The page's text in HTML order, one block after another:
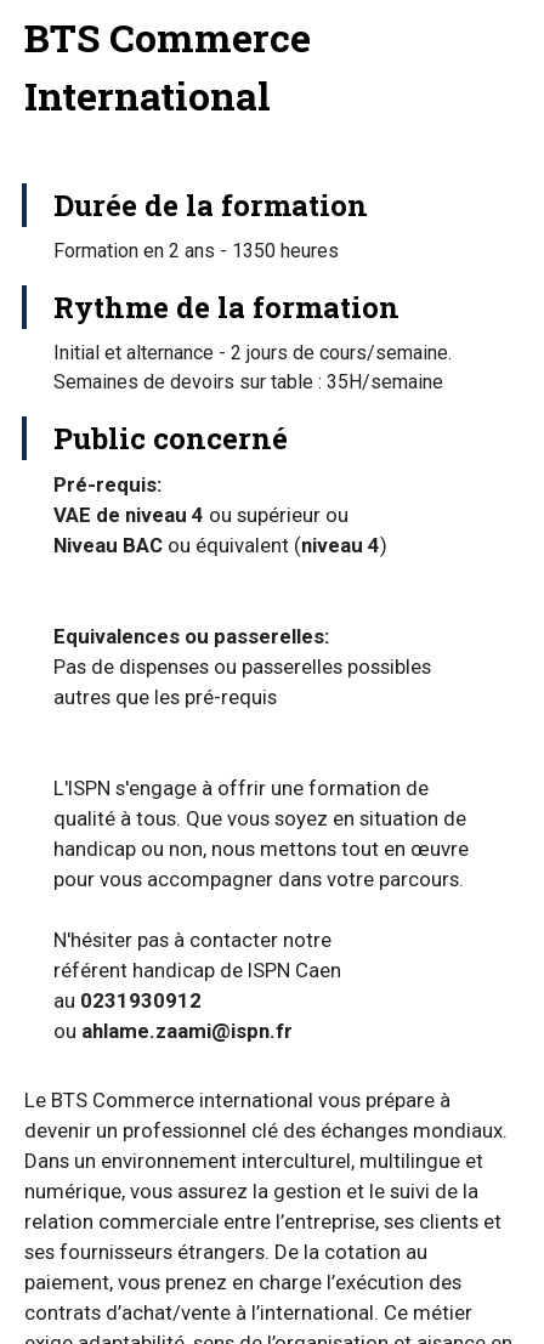
BTS Commerce
International
Le BTS Commerce international vous prépare à
devenir un professionnel clé des échanges mondiaux.
Dans un environnement interculturel, multilingue et
numérique, vous assurez la gestion et le suivi de la
relation commerciale entre l’entreprise, ses clients et
ses fournisseurs étrangers. De la cotation au
paiement, vous prenez en charge l’exécution des
contrats d’achat/vente à l’international. Ce métier
Durée de la formation
Formation en 2 ans - 1350 heures
Rythme de la formation
Initial et alternance - 2 jours de cours/semaine.
Semaines de devoirs sur table : 35H/semaine
Public concerné
Pré-requis:
VAE de niveau 4 ou supérieur ou
Niveau BAC ou équivalent (niveau 4)
Equivalences ou passerelles:
Pas de dispenses ou passerelles possibles
autres que les pré-requis
L'ISPN s'engage à offrir une formation de
qualité à tous. Que vous soyez en situation de
handicap ou non, nous mettons tout en œuvre
pour vous accompagner dans votre parcours.
N'hésiter pas à contacter notre
référent handicap de ISPN Caen
au 0231930912
ou ahlame.zaami@ispn.fr